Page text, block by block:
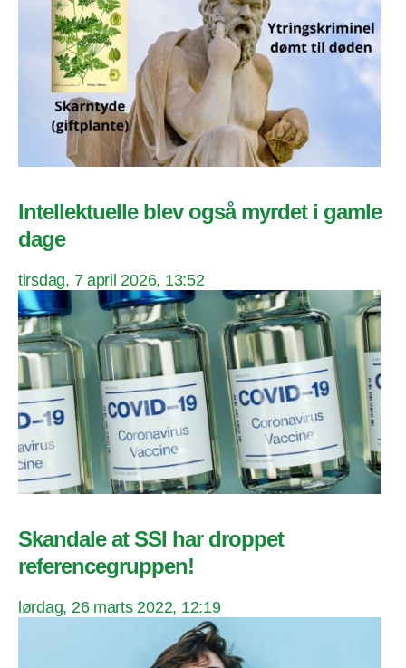
Intellektuelle blev også myrdet i gamle
dage
tirsdag, 7 april 2026, 13:52
Skandale at SSI har droppet
referencegruppen!
lørdag, 26 marts 2022, 12:19